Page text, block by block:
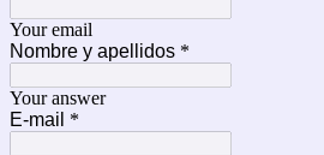
Your email
Nombre y apellidos *
Your answer
E-mail *